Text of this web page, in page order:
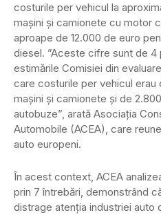
costurile per vehicul la
mașini și camionete cu motor
aproape de 12.000 de euro
diesel. ”Aceste cifre sunt de 4
estimările Comisiei din
care costurile per vehicul erau
mașini și camionete și de
autobuze”, arată Asociația
Automobile (ACEA), care
auto europeni.
În acest context, ACEA
prin 7 întrebări, demonstrând
distrage atenţia industriei auto